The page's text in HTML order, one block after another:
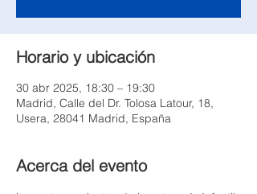
Horario y ubicación
30 abr 2025, 18:30 – 19:30
Madrid, Calle del Dr. Tolosa Latour, 18,
Usera, 28041 Madrid, España
Acerca del evento